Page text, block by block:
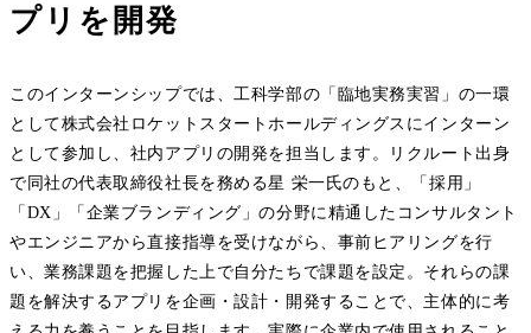
プリを開発
このインターンシップでは、工科学部の「臨地実務実習」の一環
として株式会社ロケットスタートホールディングスにインターン
として参加し、社内アプリの開発を担当します。リクルート出身
で同社の代表取締役社長を務める星 栄一氏のもと、「採用」
「DX」「企業ブランディング」の分野に精通したコンサルタント
やエンジニアから直接指導を受けながら、事前ヒアリングを行
い、業務課題を把握した上で自分たちで課題を設定。それらの課
題を解決するアプリを企画・設計・開発することで、主体的に考